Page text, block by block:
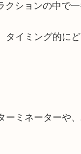
ションの中で一
イミング的に
ミネーターや